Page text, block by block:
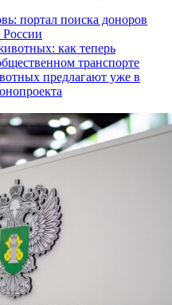
портал поиска доноров
России
как теперь
транспорте
предлагают уже в